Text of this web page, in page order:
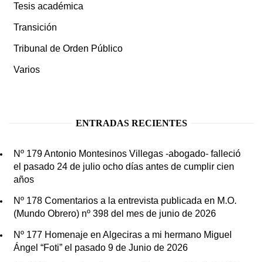
Tesis académica
Transición
Tribunal de Orden Público
Varios
ENTRADAS RECIENTES
Nº 179 Antonio Montesinos Villegas -abogado- falleció
el pasado 24 de julio ocho días antes de cumplir cien
años
Nº 178 Comentarios a la entrevista publicada en M.O.
(Mundo Obrero) nº 398 del mes de junio de 2026
Nº 177 Homenaje en Algeciras a mi hermano Miguel
Ángel “Foti” el pasado 9 de Junio de 2026